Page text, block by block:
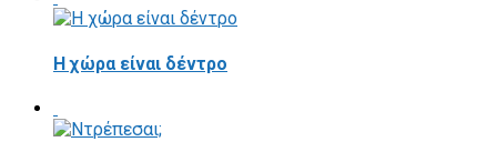
Η χώρα είναι δέντρο